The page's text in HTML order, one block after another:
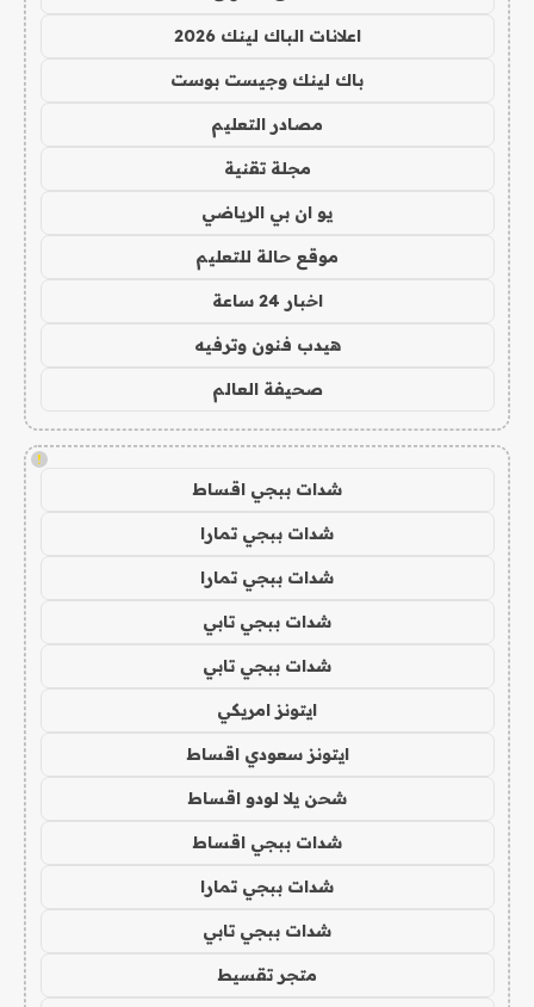
اعلانات الباك لينك 2026
باك لينك وجيست بوست
مصادر التعليم
مجلة تقنية
يو ان بي الرياضي
موقع حالة للتعليم
اخبار 24 ساعة
هيدب فنون وترفيه
صحيفة العالم
!
شدات ببجي اقساط
شدات ببجي تمارا
شدات ببجي تمارا
شدات ببجي تابي
شدات ببجي تابي
ايتونز امريكي
ايتونز سعودي اقساط
شحن يلا لودو اقساط
شدات ببجي اقساط
شدات ببجي تمارا
شدات ببجي تابي
متجر تقسيط